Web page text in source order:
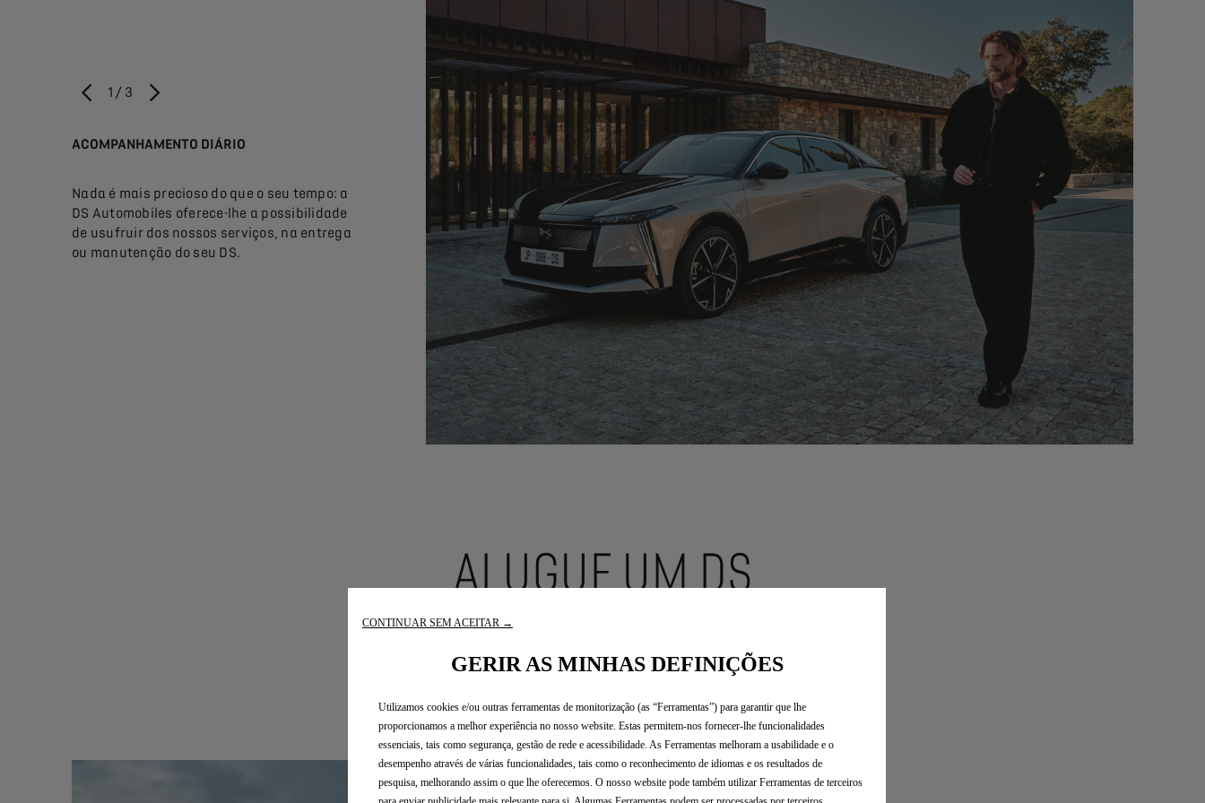
ANTERIOR
ACOMPANHAMENTO DIÁRIO
Nada é mais precioso do que o seu tempo: a
DS Automobiles oferece-lhe a possibilidade
de usufruir dos nossos serviços, na entrega
ou manutenção do seu DS.
NA ENTREGA
Estamos à sua disposição: entregamos e
explicamos-lhe o seu carro. Aproveite o
serviço e descubra o seu carro com total
NA MANUTENÇÃO
Encarregamos-nos do seu DS e entregamos-
lhe um veículo de substituição de acordo com
suas necessidades. Um serviço à medida.
ACOMPANHAMENTO DIÁRIO
Nada é mais precioso do que o seu
DS Automobiles oferece-lhe a
de usufruir dos nossos serviços, na
ou manutenção do seu DS.
1 / 3 PRÓXIMO
ALUGUE UM DS
Aluguer sob medida
CONTINUAR SEM ACEITAR →
GERIR AS MINHAS DEFINIÇÕES
Utilizamos cookies e/ou outras ferramentas de monitorização (as “Ferramentas”) para garantir que lhe
proporcionamos a melhor experiência no nosso website. Estas permitem-nos fornecer-lhe funcionalidades
essenciais, tais como segurança, gestão de rede e acessibilidade. As Ferramentas melhoram a usabilidade e o
desempenho através de várias funcionalidades, tais como o reconhecimento de idiomas e os resultados de
pesquisa, melhorando assim o que lhe oferecemos. O nosso website pode também utilizar Ferramentas de terceiros